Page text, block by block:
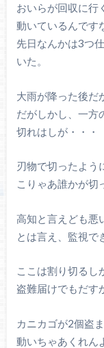
おいらが回収に行
動いているんです
先日なんかは3つ
いた。
大雨が降った後だ
だがしかし、一方
切れはしが・・・
刃物で切ったよう
こりゃあ誰かが切
高知と言えども悪
とは言え、監視で
ここは割り切るし
盗難届けでもだす
カニカゴが2個盗
動いちゃあくれん